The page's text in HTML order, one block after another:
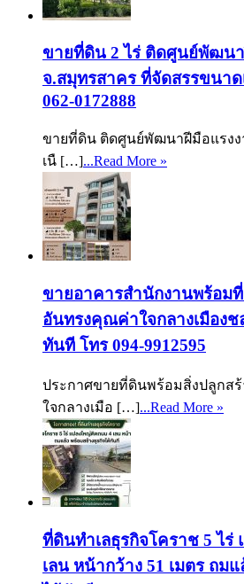
ขายที่ดิน 2 ไร่ ติดศูนย์พัฒน
จ.สมุทรสาคร ที่จัดสรรขนาด
062-0172888
ขายที่ดิน ติดศูนย์พัฒนาฝีมือแรง
เนื […]...Read More »
ขายอาคารสำนักงานพร้อม
อันทรงคุณค่าใจกลางเมือง
ทันที โทร 094-9912595
ประกาศขายที่ดินพร้อมสิ่งปลูกสร้
ใจกลางเมือ […]...Read More »
ที่ดินทำเลธุรกิจโคราช 5 ไ
เลน หน้ากว้าง 51 เมตร ถม